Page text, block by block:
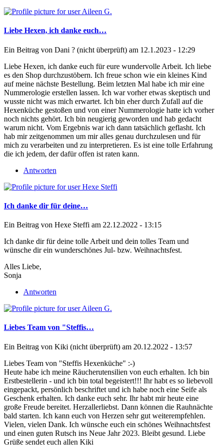
Liebe Hexen, ich danke euch…
Ein Beitrag von Dani ? (nicht überprüft) am 12.1.2023 - 12:29
Liebe Hexen, ich danke euch für eure wundervolle Arbeit. Ich liebe
es den Shop durchzustöbern. Ich freue schon wie ein kleines Kind
auf meine nächste Bestellung. Beim letzten Mal habe ich mir eine
Nummerologie erstellen lassen. Ich war vorher etwas skeptisch und
wusste nicht was mich erwartet. Ich bin eher durch Zufall auf die
Hexenküche gestoßen und von einer Nummerologie hatte ich vorher
noch nichts gehört. Ich bin neugierig geworden und hab gedacht
warum nicht. Vom Ergebnis war ich dann tatsächlich geflasht. Ich
hab mir zeitgenommen um mir alles genau durchzulesen und für
mich zu verarbeiten und zu interpretieren. Es ist eine tolle Erfahrung
die ich jedem, der dafür offen ist raten kann.
Antworten
Ich danke dir für deine…
Ein Beitrag von Hexe Steffi am 22.12.2022 - 13:15
Ich danke dir für deine tolle Arbeit und dein tolles Team und
wünsche dir ein wunderschönes Jul- bzw. Weihnachtsfest.
Alles Liebe,
Sonja
Antworten
Liebes Team von "Steffis…
Ein Beitrag von Kiki (nicht überprüft) am 20.12.2022 - 13:57
Liebes Team von "Steffis Hexenküche" :-)
Heute habe ich meine Räucherutensilien von euch erhalten. Ich bin
Erstbestellerin - und ich bin total begeistert!!! Ihr habt es so liebevoll
eingepackt, persönlich beschriftet und ich habe noch eine Seife als
Geschenk erhalten. Ich danke euch sehr. Ihr habt mir heute eine
große Freude bereitet. Herzallerliebst. Dann können die Rauhnächte
bald starten. Ich kann euch von Herzen sehr gut weiterempfehlen.
Vielen, vielen Dank. Ich wünsche euch ein schönes Weihnachtsfest
und einen guten Rutsch ins Neue Jahr 2023. Bleibt gesund. Liebe
Grüße sendet euch allen Kiki